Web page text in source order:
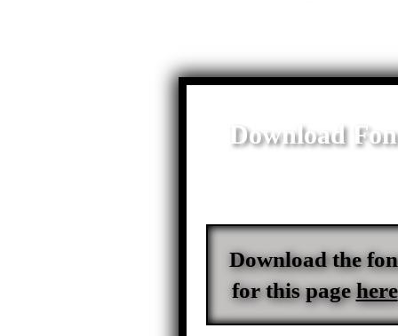
Download
Download the
for this pagehere